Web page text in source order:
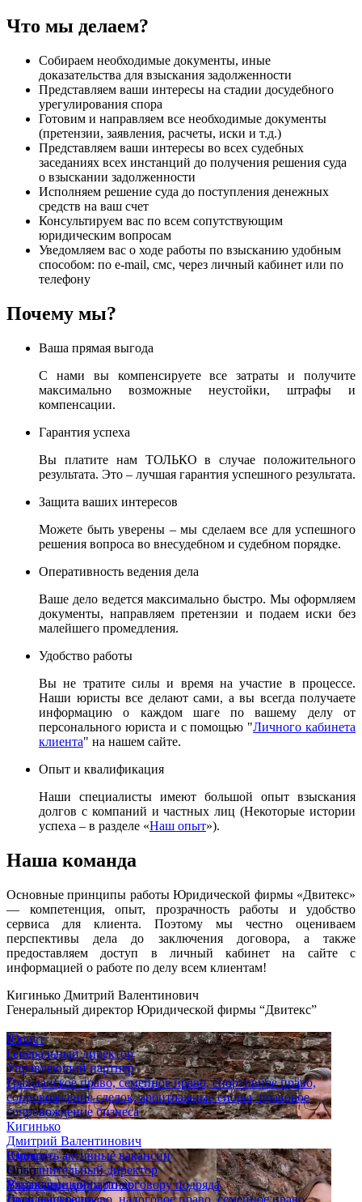
Что мы делаем?
Собираем необходимые документы, иные
доказательства для взыскания задолженности
Представляем ваши интересы на стадии досудебного
урегулирования спора
Готовим и направляем все необходимые документы
(претензии, заявления, расчеты, иски и т.д.)
Представляем ваши интересы во всех судебных
заседаниях всех инстанций до получения решения суда
о взыскании задолженности
Исполняем решение суда до поступления денежных
средств на ваш счет
Консультируем вас по всем сопутствующим
юридическим вопросам
Уведомляем вас о ходе работы по взысканию удобным
способом: по e-mail, смс, через личный кабинет или по
телефону
Почему мы?
Ваша прямая выгода
С нами вы компенсируете все затраты и получите
максимально возможные неустойки, штрафы и
компенсации.
Гарантия успеха
Вы платите нам ТОЛЬКО в случае положительного
результата. Это – лучшая гарантия успешного результата.
Защита ваших интересов
Можете быть уверены – мы сделаем все для успешного
решения вопроса во внесудебном и судебном порядке.
Оперативность ведения дела
Ваше дело ведется максимально быстро. Мы оформляем
документы, направляем претензии и подаем иски без
малейшего промедления.
Удобство работы
Вы не тратите силы и время на участие в процессе.
Наши юристы все делают сами, а вы всегда получаете
информацию о каждом шаге по вашему делу от
персонального юриста и с помощью "Личного кабинета
клиента" на нашем сайте.
Опыт и квалификация
Наши специалисты имеют большой опыт взыскания
долгов с компаний и частных лиц (Некоторые истории
успеха – в разделе «Наш опыт»).
Наша команда
Основные принципы работы Юридической фирмы «Двитекс»
— компетенция, опыт, прозрачность работы и удобство
сервиса для клиента. Поэтому мы честно оцениваем
перспективы дела до заключения договора, а также
предоставляем доступ в личный кабинет на сайте с
информацией о работе по делу всем клиентам!
Кигинько Дмитрий Валентинович
Генеральный директор Юридической фирмы “Двитекс”
Юрист
Генеральный директор
Управляющий партнер
Гражданское право, семейное право, спортивное право,
сопровождение сделок, арбитражные споры, правовое
сопровождение бизнеса
Кигинько
Дмитрий Валентинович
Юрист
Исполнительный директор
Управляющий партнер
Гражданское право, налоговое право, семейное право,
Смотреть активные вакансии
Опыт
Взыскание долга по договору подряда
Дело выиграно